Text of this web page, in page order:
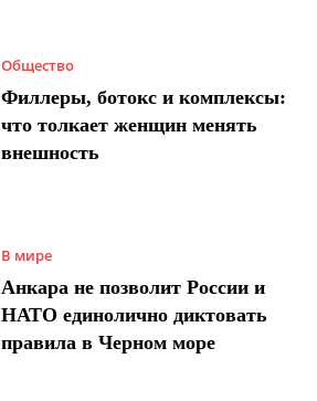
Общество
Филлеры, ботокс и комплексы:
что толкает женщин менять
внешность
В мире
Анкара не позволит России и
НАТО единолично диктовать
правила в Черном море